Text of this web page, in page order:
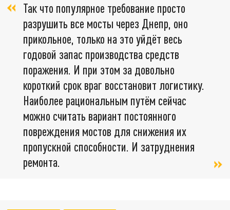
Так что популярное требование просто
разрушить все мосты через Днепр, оно
прикольное, только на это уйдёт весь
годовой запас производства средств
поражения. И при этом за довольно
короткий срок враг восстановит логистику.
Наиболее рациональным путём сейчас
можно считать вариант постоянного
повреждения мостов для снижения их
пропускной способности. И затруднения
ремонта.